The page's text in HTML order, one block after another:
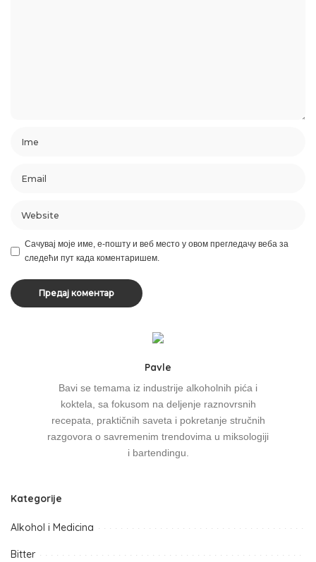
Сачувај моје име, е-пошту и веб место у овом прегледачу веба за
следећи пут када коментаришем.
Pavle
Bavi se temama iz industrije alkoholnih pića i
koktela, sa fokusom na deljenje raznovrsnih
recepata, praktičnih saveta i pokretanje stručnih
razgovora o savremenim trendovima u miksologiji
i bartendingu.
Kategorije
Alkohol i Medicina
Bitter